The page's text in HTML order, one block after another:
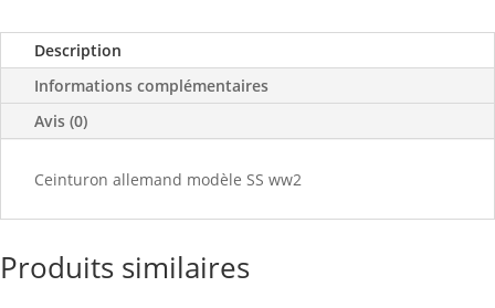
Description
Informations complémentaires
Avis (0)
Ceinturon allemand modèle SS ww2
Produits similaires